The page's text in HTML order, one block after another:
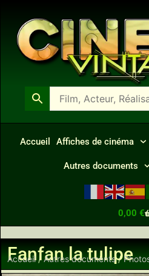
Accueil Affiches de cinéma
Autres documents
0,00 €
Fanfan la tulipe
Accueil/ Autres documents/